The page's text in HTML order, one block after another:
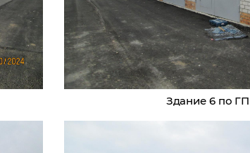
Здание 6 по ГП